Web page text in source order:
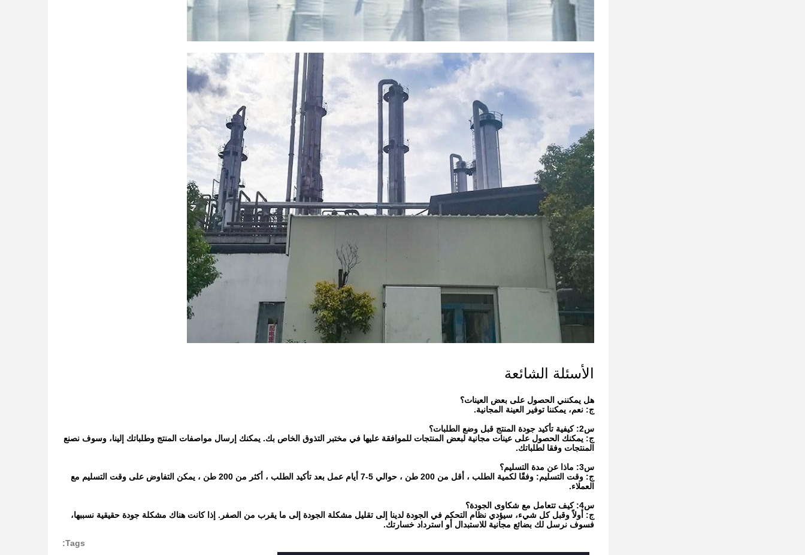
الأسئلة الشائعة
هل يمكنني الحصول على بعض العينات؟
ج: نعم، يمكننا توفير العينة المجانية.
س2: كيفية تأكيد جودة المنتج قبل وضع الطلبات؟
ج: يمكنك الحصول على عينات مجانية لبعض المنتجات للموافقة عليها في مختبر التذوق الخاص بك. يمكنك إرسال مواصفات المنتج وطلباتك إلينا، وسوف نصنع
المنتجات وفقا لطلباتك.
س3: ماذا عن مدة التسليم؟
ج: وقت التسليم: وفقًا لكمية الطلب ، أقل من 200 طن ، حوالي 5-7 أيام عمل بعد تأكيد الطلب ، أكثر من 200 طن ، يمكن التفاوض على وقت التسليم مع
العملاء.
س4: كيف تتعامل مع شكاوى الجودة؟
ج: أولاً وقبل كل شيء، سيؤدي نظام التحكم في الجودة لدينا إلى تقليل مشكلة الجودة إلى ما يقرب من الصفر. إذا كانت هناك مشكلة جودة حقيقية نسببها،
فسوف نرسل لك بضائع مجانية للاستبدال أو استرداد خسارتك.
Tags: